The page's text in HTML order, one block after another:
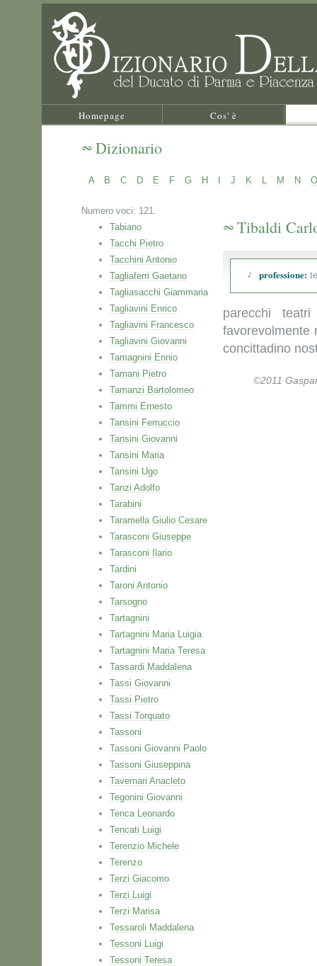
Homepage Cos' è
Dizionario
A B C D E F G H J K L M N O
Numero voci: 121.
Tabiano
Tacchi Pietro
Tacchini Antonio
Tagliaferri Gaetano
Tagliasacchi Giammaria
Tagliavini Enrico
Tagliavini Francesco
Tagliavini Giovanni
Tamagnini Ennio
Tamani Pietro
Tamanzi Bartolomeo
Tammi Ernesto
Tansini Ferruccio
Tansini Giovanni
Tansini Maria
Tansini Ugo
Tanzi Adolfo
Tarabini
Taramella Giulio Cesare
Tarasconi Giuseppe
Tarasconi Ilario
Tardini
Taroni Antonio
Tarsogno
Tartagnini
Tartagnini Maria Luigia
Tartagnini Maria Teresa
Tassardi Maddalena
Tassi Giovanni
Tassi Pietro
Tassi Torquato
Tassoni
Tassoni Giovanni Paolo
Tassoni Giuseppina
Tavernari Anacleto
Tegonini Giovanni
Tenca Leonardo
Tencati Luigi
Terenzio Michele
Terenzo
Terzi Giacomo
Terzi Luigi
Terzi Marisa
Tessaroli Maddalena
Tessoni Luigi
Tessoni Teresa
Tibaldi
professione:
parecchi
favorevolmente
concittadino
©2011